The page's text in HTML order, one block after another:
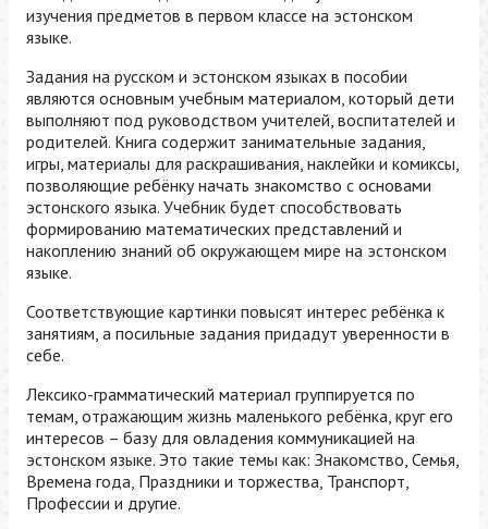
изучения предметов в первом классе на эстонском
языке.
Задания на русском и эстонском языках в пособии
являются основным учебным материалом, который дети
выполняют под руководством учителей, воспитателей и
родителей. Книга содержит занимательные задания,
игры, материалы для раскрашивания, наклейки и комиксы,
позволяющие ребёнку начать знакомство с основами
эстонского языка. Учебник будет способствовать
формированию математических представлений и
накоплению знаний об окружающем мире на эстонском
языке.
Соответствующие картинки повысят интерес ребёнка к
занятиям, а посильные задания придадут уверенности в
себе.
Лексико-грамматический материал группируется по
темам, отражающим жизнь маленького ребёнка, круг его
интересов – базу для овладения коммуникацией на
эстонском языке. Это такие темы как: Знакомство, Семья,
Времена года, Праздники и торжества, Транспорт,
Профессии и другие.